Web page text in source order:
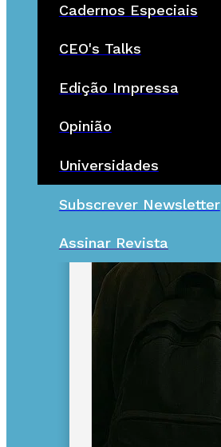
Cadernos Especiais
CEO's Talks
Edição Impressa
Opinião
Universidades
Subscrever Newsletter
Assinar Revista